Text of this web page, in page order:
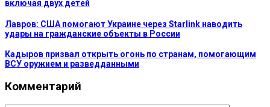
включая двух детей
Лавров: США помогают Украине через Starlink наводить
удары на гражданские объекты в России
Кадыров призвал открыть огонь по странам, помогающим
ВСУ оружием и разведданными
Комментарий